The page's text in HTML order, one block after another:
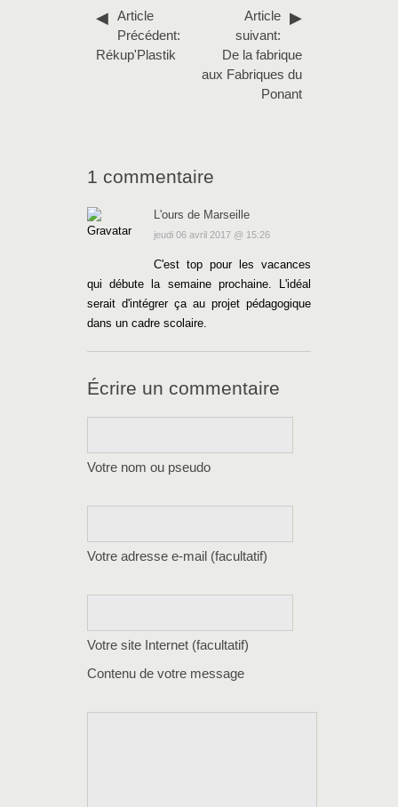
Article
Précédent:
Rékup'Plastik
Article
suivant:
De la fabrique
aux Fabriques du
Ponant
1 commentaire
L'ours de Marseille
jeudi 06 avril 2017 @ 15:26
C'est top pour les vacances
qui débute la semaine prochaine. L'idéal
serait d'intégrer ça au projet pédagogique
dans un cadre scolaire.
Écrire un commentaire
Votre nom ou pseudo
Votre adresse e-mail (facultatif)
Votre site Internet (facultatif)
Contenu de votre message